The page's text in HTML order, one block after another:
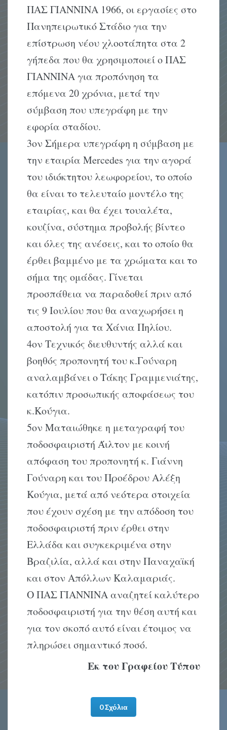
ΠΑΣ ΓΙΑΝΝΙΝΑ 1966, οι εργασίες στο
Πανηπειρωτικό Στάδιο για την
επίστρωση νέου χλοοτάπητα στα 2
γήπεδα που θα χρησιμοποιεί ο ΠΑΣ
ΓΙΑΝΝΙΝΑ για προπόνηση τα
επόμενα 20 χρόνια, μετά την
σύμβαση που υπεγράφη με την
εφορία σταδίου.
3ον Σήμερα υπεγράφη η σύμβαση με
την εταιρία Mercedes για την αγορά
του ιδιόκτητου λεωφορείου, το οποίο
θα είναι το τελευταίο μοντέλο της
εταιρίας, και θα έχει τουαλέτα,
κουζίνα, σύστημα προβολής βίντεο
και όλες της ανέσεις, και το οποίο θα
έρθει βαμμένο με τα χρώματα και το
σήμα της ομάδας. Γίνεται
προσπάθεια να παραδοθεί πριν από
τις 9 Ιουλίου που θα αναχωρήσει η
αποστολή για τα Χάνια Πηλίου.
4ον Τεχνικός διευθυντής αλλά και
βοηθός προπονητή του κ.Γούναρη
αναλαμβάνει ο Τάκης Γραμμενιάτης,
κατόπιν προσωπικής αποφάσεως του
κ.Κούγια.
5ον Ματαιώθηκε η μεταγραφή του
ποδοσφαιριστή Άιλτον με κοινή
απόφαση του προπονητή κ. Γιάννη
Γούναρη και του Προέδρου Αλέξη
Κούγια, μετά από νεότερα στοιχεία
που έχουν σχέση με την απόδοση του
ποδοσφαιριστή πριν έρθει στην
Ελλάδα και συγκεκριμένα στην
Βραζιλία, αλλά και στην Παναχαϊκή
και στον Απόλλων Καλαμαριάς.
Ο ΠΑΣ ΓΙΑΝΝΙΝΑ αναζητεί καλύτερο
ποδοσφαιριστή για την θέση αυτή και
για τον σκοπό αυτό είναι έτοιμος να
πληρώσει σημαντικό ποσό.
Εκ του Γραφείου Τύπου
0 Σχόλια